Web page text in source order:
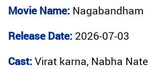
Movie Name: Nagabandham
Release Date: 2026-07-03
Cast: Virat karna, Nabha